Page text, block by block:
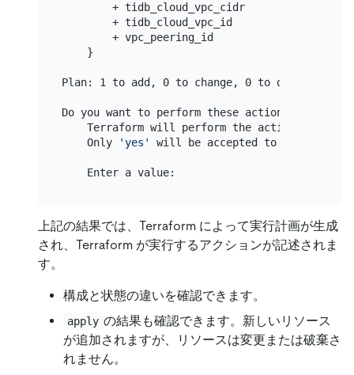
+ tidb_cloud_vpc_cidr           =
+ tidb_cloud_vpc_id             =
+ vpc_peering_id                =
    }
Plan: 1 to add, 0 to change, 0 to destroy.
Do you want to perform these actions?
Terraform will perform the actions
    Only
'yes' will be accepted to approve.
上記の結果では、Terraform によって実行計画が生成
され、Terraform が実行するアクションが記述されま
す。
構成と状態の違いを確認できます。
apply の結果も確認できます。新しいリソース
が追加されますが、リソースは変更または破棄さ
れません。